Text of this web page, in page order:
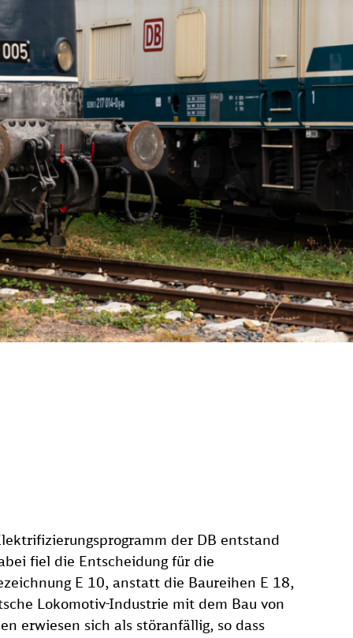
der DB entstand
fiel die Entscheidung für die
E 10, anstatt die Baureihen E 18,
Lokomotiv-Industrie mit dem Bau von
erwiesen sich als störanfällig, so dass